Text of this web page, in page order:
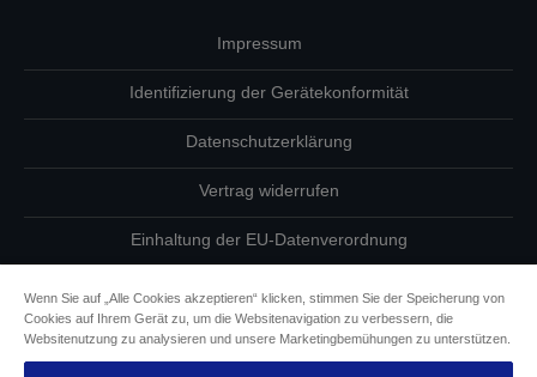
Impressum
Identifizierung der Gerätekonformität
Datenschutzerklärung
Vertrag widerrufen
Einhaltung der EU-Datenverordnung
Informationen zu Cookies
Wenn Sie auf „Alle Cookies akzeptieren“ klicken, stimmen Sie der Speicherung von
Cookies auf Ihrem Gerät zu, um die Websitenavigation zu verbessern, die
Websitenutzung zu analysieren und unsere Marketingbemühungen zu unterstützen.